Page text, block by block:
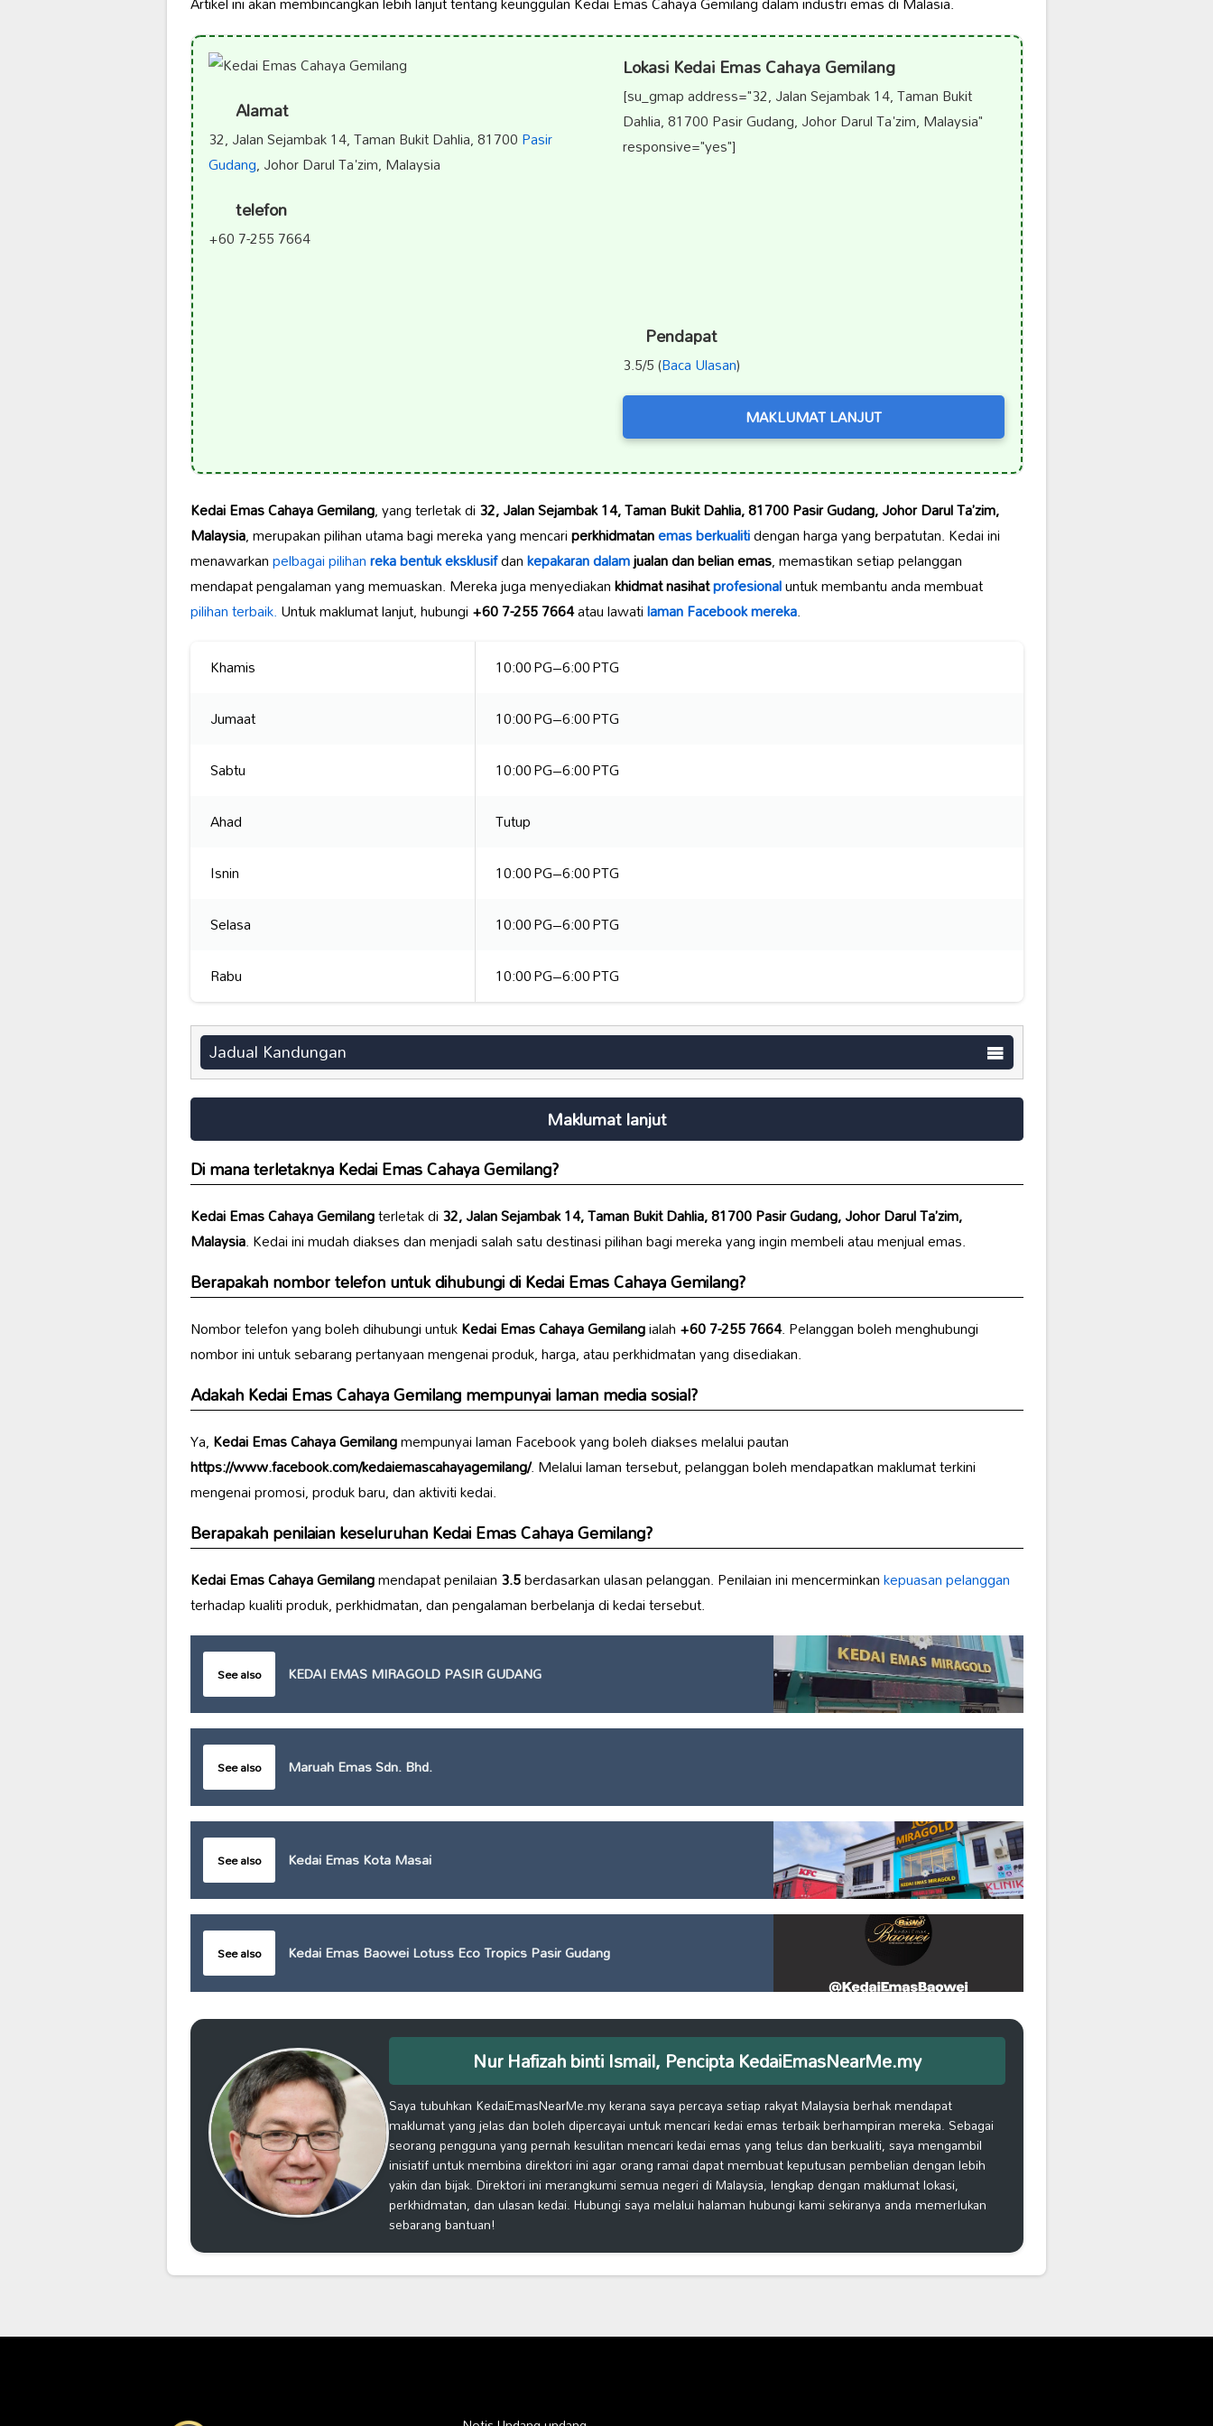
Alamat
32, Jalan Sejambak 14, Taman Bukit Dahlia, 81700Pasir
Gudang, Johor Darul Ta'zim, Malaysia
telefon
+60 7-255 7664
Lokasi Kedai Emas Cahaya Gemilang
[su_gmap address="32, Jalan Sejambak 14, Taman Bukit
Dahlia, 81700 Pasir Gudang, Johor Darul Ta'zim, Malaysia"
responsive="yes"]
Pendapat
3.5/5 (Baca Ulasan)
MAKLUMAT LANJUT
Kedai Emas Cahaya Gemilang, yang terletak di32, Jalan Sejambak 14, Taman Bukit Dahlia, 81700 Pasir Gudang, Johor Darul Ta’zim,
Malaysia, merupakan pilihan utama bagi mereka yang mencariperkhidmatanemas berkualitidengan harga yang berpatutan. Kedai ini
menawarkanpelbagai pilihanreka bentuk eksklusifdankepakaran dalamjualan dan belian emas, memastikan setiap pelanggan
mendapat pengalaman yang memuaskan. Mereka juga menyediakankhidmat nasihatprofesionaluntuk membantu anda membuat
pilihan terbaik.Untuk maklumat lanjut, hubungi+60 7-255 7664atau lawatilaman Facebook mereka.
Khamis
10:00 PG–6:00 PTG
Jumaat
10:00 PG–6:00 PTG
Sabtu
10:00 PG–6:00 PTG
Ahad
Tutup
Isnin
10:00 PG–6:00 PTG
Selasa
10:00 PG–6:00 PTG
Rabu
10:00 PG–6:00 PTG
Jadual Kandungan
Maklumat lanjut
Di mana terletaknyaKedai Emas Cahaya Gemilang?
Kedai Emas Cahaya Gemilangterletak di32, Jalan Sejambak 14, Taman Bukit Dahlia, 81700 Pasir Gudang, Johor Darul Ta’zim,
Malaysia. Kedai ini mudah diakses dan menjadi salah satu destinasi pilihan bagi mereka yang ingin membeli atau menjual emas.
Berapakah nombor telefon untuk dihubungi diKedai Emas Cahaya Gemilang?
Nombor telefon yang boleh dihubungi untukKedai Emas Cahaya Gemilangialah+60 7-255 7664. Pelanggan boleh menghubungi
nombor ini untuk sebarang pertanyaan mengenai produk, harga, atau perkhidmatan yang disediakan.
AdakahKedai Emas Cahaya Gemilangmempunyai laman media sosial?
Ya,Kedai Emas Cahaya Gemilangmempunyai laman Facebook yang boleh diakses melalui pautan
https://www.facebook.com/kedaiemascahayagemilang/. Melalui laman tersebut, pelanggan boleh mendapatkan maklumat terkini
mengenai promosi, produk baru, dan aktiviti kedai.
Berapakah penilaian keseluruhanKedai Emas Cahaya Gemilang?
Kedai Emas Cahaya Gemilangmendapat penilaian3.5berdasarkan ulasan pelanggan. Penilaian ini mencerminkankepuasan pelanggan
terhadap kualiti produk, perkhidmatan, dan pengalaman berbelanja di kedai tersebut.
See also KEDAI EMAS MIRAGOLD PASIR GUDANG
See also Maruah Emas Sdn. Bhd.
See also Kedai Emas Kota Masai
See also Kedai Emas Baowei Lotuss Eco Tropics Pasir Gudang
Nur Hafizah binti Ismail, Pencipta KedaiEmasNearMe.my
Saya tubuhkan KedaiEmasNearMe.my kerana saya percaya setiap rakyat Malaysia berhak mendapat
maklumat yang jelas dan boleh dipercayai untuk mencari kedai emas terbaik berhampiran mereka. Sebagai
seorang pengguna yang pernah kesulitan mencari kedai emas yang telus dan berkualiti, saya mengambil
inisiatif untuk membina direktori ini agar orang ramai dapat membuat keputusan pembelian dengan lebih
yakin dan bijak. Direktori ini merangkumi semua negeri di Malaysia, lengkap dengan maklumat lokasi,
perkhidmatan, dan ulasan kedai. Hubungi saya melalui halaman hubungi kami sekiranya anda memerlukan
sebarang bantuan!